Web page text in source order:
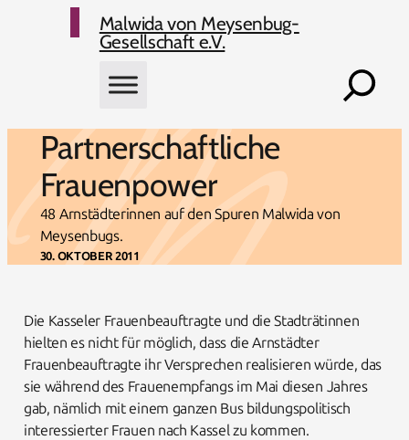
Zum Hauptmenü springen
Zum Hauptmenü springen
Zum Inhalt springen
Zum Fußbereich springen
Malwida von Meysenbug-
Gesellschaft e.V.
Partnerschaftliche
Frauenpower
48 Arnstädterinnen auf den Spuren Malwida von
Meysenbugs.
30. OKTOBER 2011
Die Kasseler Frauenbeauftragte und die Stadträtinnen
hielten es nicht für möglich, dass die Arnstädter
Frauenbeauftragte ihr Versprechen realisieren würde, das
sie während des Frauenempfangs im Mai diesen Jahres
gab, nämlich mit einem ganzen Bus bildungspolitisch
interessierter Frauen nach Kassel zu kommen.